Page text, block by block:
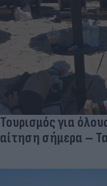
Τουρισμός για
αίτηση σήμερα –